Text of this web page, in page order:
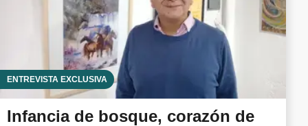
ENTREVISTA EXCLUSIVA
Infancia de bosque, corazón de